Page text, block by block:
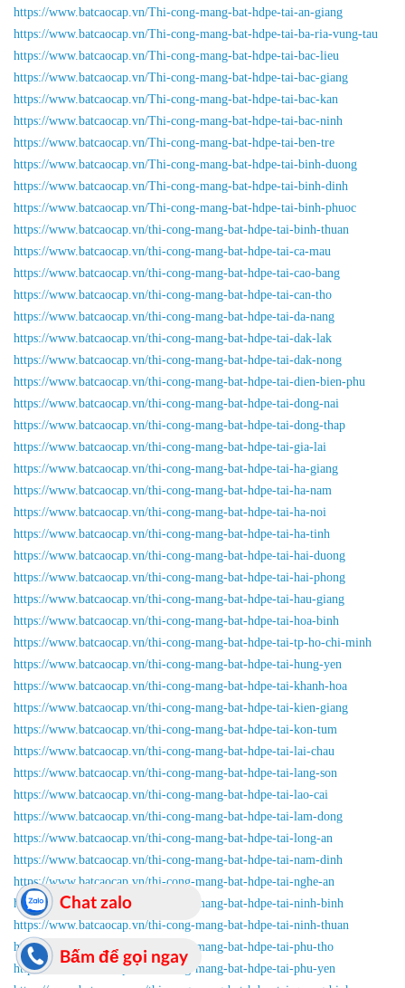
https://www.batcaocap.vn/Thi-cong-mang-bat-hdpe-tai-an-giang
https://www.batcaocap.vn/Thi-cong-mang-bat-hdpe-tai-ba-ria-vung-tau
https://www.batcaocap.vn/Thi-cong-mang-bat-hdpe-tai-bac-lieu
https://www.batcaocap.vn/Thi-cong-mang-bat-hdpe-tai-bac-giang
https://www.batcaocap.vn/Thi-cong-mang-bat-hdpe-tai-bac-kan
https://www.batcaocap.vn/Thi-cong-mang-bat-hdpe-tai-bac-ninh
https://www.batcaocap.vn/Thi-cong-mang-bat-hdpe-tai-ben-tre
https://www.batcaocap.vn/Thi-cong-mang-bat-hdpe-tai-binh-duong
https://www.batcaocap.vn/Thi-cong-mang-bat-hdpe-tai-binh-dinh
https://www.batcaocap.vn/Thi-cong-mang-bat-hdpe-tai-binh-phuoc
https://www.batcaocap.vn/thi-cong-mang-bat-hdpe-tai-binh-thuan
https://www.batcaocap.vn/thi-cong-mang-bat-hdpe-tai-ca-mau
https://www.batcaocap.vn/thi-cong-mang-bat-hdpe-tai-cao-bang
https://www.batcaocap.vn/thi-cong-mang-bat-hdpe-tai-can-tho
https://www.batcaocap.vn/thi-cong-mang-bat-hdpe-tai-da-nang
https://www.batcaocap.vn/thi-cong-mang-bat-hdpe-tai-dak-lak
https://www.batcaocap.vn/thi-cong-mang-bat-hdpe-tai-dak-nong
https://www.batcaocap.vn/thi-cong-mang-bat-hdpe-tai-dien-bien-phu
https://www.batcaocap.vn/thi-cong-mang-bat-hdpe-tai-dong-nai
https://www.batcaocap.vn/thi-cong-mang-bat-hdpe-tai-dong-thap
https://www.batcaocap.vn/thi-cong-mang-bat-hdpe-tai-gia-lai
https://www.batcaocap.vn/thi-cong-mang-bat-hdpe-tai-ha-giang
https://www.batcaocap.vn/thi-cong-mang-bat-hdpe-tai-ha-nam
https://www.batcaocap.vn/thi-cong-mang-bat-hdpe-tai-ha-noi
https://www.batcaocap.vn/thi-cong-mang-bat-hdpe-tai-ha-tinh
https://www.batcaocap.vn/thi-cong-mang-bat-hdpe-tai-hai-duong
https://www.batcaocap.vn/thi-cong-mang-bat-hdpe-tai-hai-phong
https://www.batcaocap.vn/thi-cong-mang-bat-hdpe-tai-hau-giang
https://www.batcaocap.vn/thi-cong-mang-bat-hdpe-tai-hoa-binh
https://www.batcaocap.vn/thi-cong-mang-bat-hdpe-tai-tp-ho-chi-minh
https://www.batcaocap.vn/thi-cong-mang-bat-hdpe-tai-hung-yen
https://www.batcaocap.vn/thi-cong-mang-bat-hdpe-tai-khanh-hoa
https://www.batcaocap.vn/thi-cong-mang-bat-hdpe-tai-kien-giang
https://www.batcaocap.vn/thi-cong-mang-bat-hdpe-tai-kon-tum
https://www.batcaocap.vn/thi-cong-mang-bat-hdpe-tai-lai-chau
https://www.batcaocap.vn/thi-cong-mang-bat-hdpe-tai-lang-son
https://www.batcaocap.vn/thi-cong-mang-bat-hdpe-tai-lao-cai
https://www.batcaocap.vn/thi-cong-mang-bat-hdpe-tai-lam-dong
https://www.batcaocap.vn/thi-cong-mang-bat-hdpe-tai-long-an
https://www.batcaocap.vn/thi-cong-mang-bat-hdpe-tai-nam-dinh
https://www.batcaocap.vn/thi-cong-mang-bat-hdpe-tai-nghe-an
https://www.batcaocap.vn/thi-cong-mang-bat-hdpe-tai-ninh-binh
https://www.batcaocap.vn/thi-cong-mang-bat-hdpe-tai-ninh-thuan
https://www.batcaocap.vn/thi-cong-mang-bat-hdpe-tai-phu-tho
https://www.batcaocap.vn/thi-cong-mang-bat-hdpe-tai-phu-yen
Bấm để gọi ngay
Chat zalo